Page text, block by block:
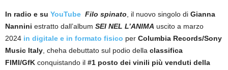
In radio e su YouTube Filo spinato , il nuovo singolo di Gianna
Nannini estratto dall’album SEI NEL L’ANIMA uscito a marzo
2024 in digitale e in formato fisico per Columbia Records/Sony
Music Italy , cheha debuttato sul podio della classifica
FIMI/GfK conquistando il #1 posto dei vinili più venduti della